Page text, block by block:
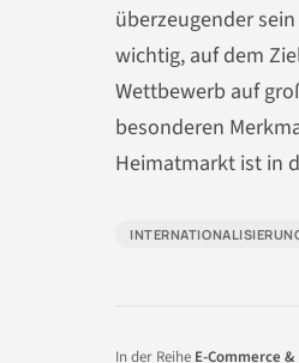
überzeugender
wichtig, auf dem
Wettbewerb auf
besonderen
Heimatmarkt ist in
In der Reihe E-Commerce